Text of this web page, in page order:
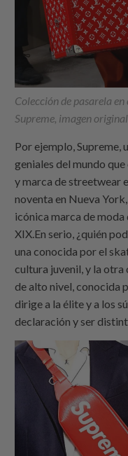
Colección de pasarela
Supreme, imagen
Por ejemplo, Supreme,
geniales del mundo
y marca de streetwear
noventa en Nueva
icónica marca de
XIX.En serio, ¿quién
una conocida por el
cultura juvenil, y la otra
de alto nivel, conocida
dirige a la élite y a los
declaración y ser